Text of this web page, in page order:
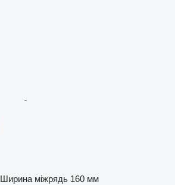
Ширина міжрядь 160 мм